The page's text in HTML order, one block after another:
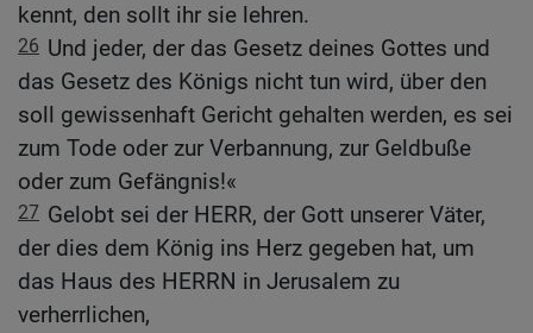
kennt, den sollt ihr sie lehren.
26 Und jeder, der das Gesetz deines Gottes und
das Gesetz des Königs nicht tun wird, über den
soll gewissenhaft Gericht gehalten werden, es sei
zum Tode oder zur Verbannung, zur Geldbuße
oder zum Gefängnis!«
27 Gelobt sei der HERR, der Gott unserer Väter,
der dies dem König ins Herz gegeben hat, um
das Haus des HERRN in Jerusalem zu
verherrlichen,